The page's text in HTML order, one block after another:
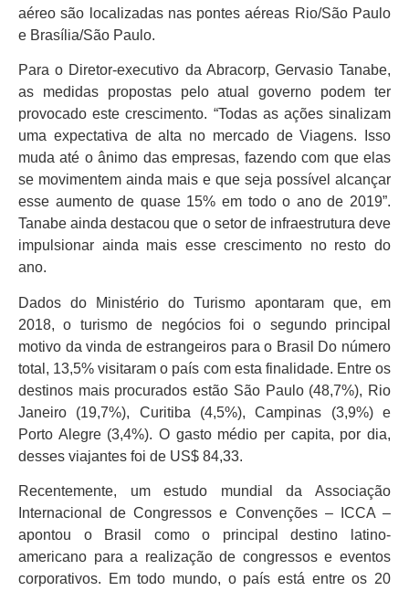
aéreo são localizadas nas pontes aéreas Rio/São Paulo
e Brasília/São Paulo.
Para o Diretor-executivo da Abracorp, Gervasio Tanabe,
as medidas propostas pelo atual governo podem ter
provocado este crescimento. “Todas as ações sinalizam
uma expectativa de alta no mercado de Viagens. Isso
muda até o ânimo das empresas, fazendo com que elas
se movimentem ainda mais e que seja possível alcançar
esse aumento de quase 15% em todo o ano de 2019”.
Tanabe ainda destacou que o setor de infraestrutura deve
impulsionar ainda mais esse crescimento no resto do
ano.
Dados do Ministério do Turismo apontaram que, em
2018, o turismo de negócios foi o segundo principal
motivo da vinda de estrangeiros para o Brasil Do número
total, 13,5% visitaram o país com esta finalidade. Entre os
destinos mais procurados estão São Paulo (48,7%), Rio
Janeiro (19,7%), Curitiba (4,5%), Campinas (3,9%) e
Porto Alegre (3,4%). O gasto médio per capita, por dia,
desses viajantes foi de US$ 84,33.
Recentemente, um estudo mundial da Associação
Internacional de Congressos e Convenções – ICCA –
apontou o Brasil como o principal destino latino-
americano para a realização de congressos e eventos
corporativos. Em todo mundo, o país está entre os 20